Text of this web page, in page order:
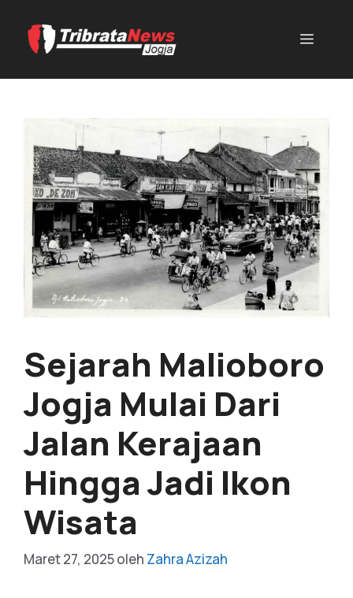
Sejarah Malioboro
Jogja Mulai Dari
Jalan Kerajaan
Hingga Jadi Ikon
Wisata
Maret 27, 2025oleh Zahra Azizah